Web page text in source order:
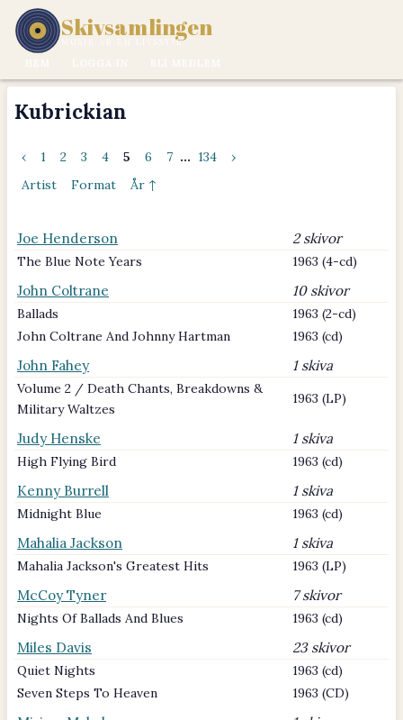
Skivsamlingen
MUSIK ÄR EN LIVSSTIL.
Kubrickian
‹ 1 2 3 4 5 6 7 ... 134
›
Artist
Format År ↑
Joe Henderson 2 skivor
The Blue Note Years 1963 (4-cd)
John Coltrane 10 skivor
Ballads
1963 (2-cd)
John Coltrane And Johnny Hartman
1963 (cd)
John Fahey 1 skiva
Volume 2 / Death Chants, Breakdowns &
Military Waltzes
1963 (LP)
Judy Henske 1 skiva
High Flying Bird 1963 (cd)
Kenny Burrell 1 skiva
Midnight Blue 1963 (cd)
Mahalia Jackson 1 skiva
Mahalia Jackson's Greatest Hits 1963 (LP)
McCoy Tyner 7 skivor
Nights Of Ballads And Blues 1963 (cd)
Miles Davis 23 skivor
Quiet Nights
1963 (cd)
Seven Steps To Heaven
1963 (CD)